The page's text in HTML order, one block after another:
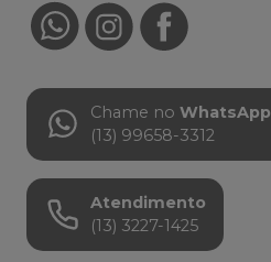
Chame no WhatsApp
(13) 99658-3312
Atendimento
(13) 3227-1425